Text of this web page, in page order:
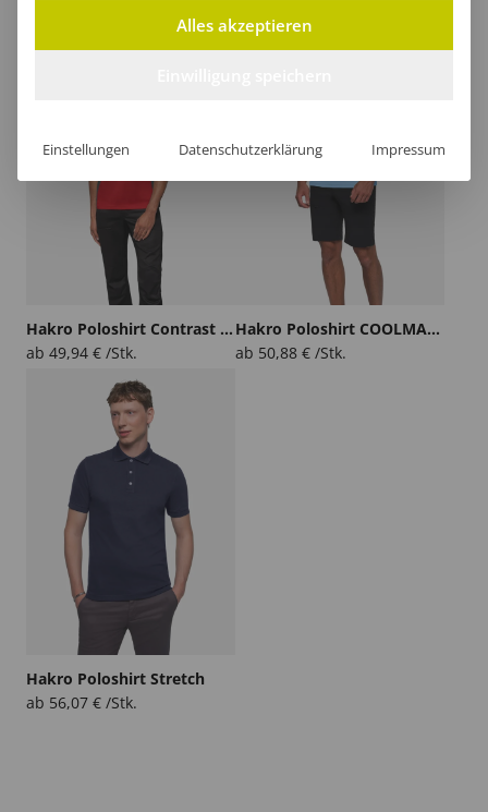
Hakro Poloshirt Contrast MIKRALINAR®
ab 49,94 € /Stk.
Hakro Poloshirt COOLMAX®
ab 50,88 € /Stk.
Hakro Poloshirt Stretch
ab 56,07 € /Stk.
Alles akzeptieren
Einstellungen Datenschutzerklärung Impressum